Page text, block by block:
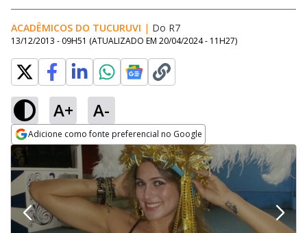
ACADÊMICOS DO TUCURUVI | Do R7
13/12/2013 - 09H51 (ATUALIZADO EM 20/04/2024 - 11H27)
A+ A-
Adicione como fonte preferencial no Google
Opens in new window